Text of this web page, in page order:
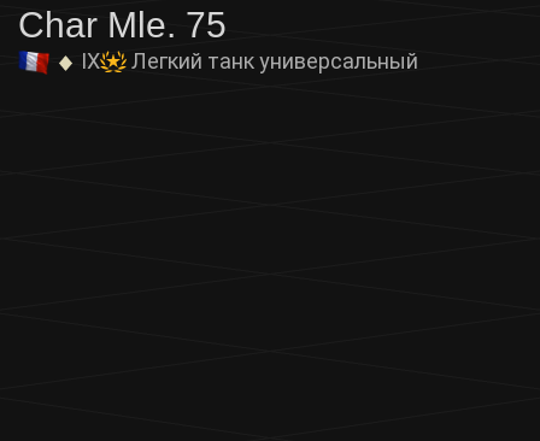
Char Mle. 75
IX Легкий танк универсальный